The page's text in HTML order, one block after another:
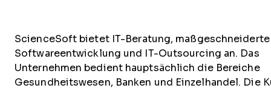
ScienceSoft bietet IT-Beratung, maßgeschneiderte
Softwareentwicklung und IT-Outsourcing an. Das
Unternehmen bedient hauptsächlich die Bereiche
Gesundheitswesen, Banken und Einzelhandel. Die